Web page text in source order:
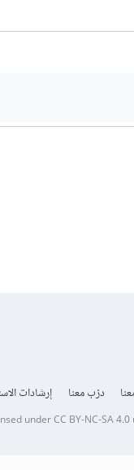
درّب معنا إرشادات
underCC BY-NC-SA 4.0